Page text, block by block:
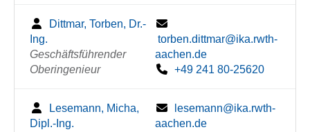
Dittmar, Torben, Dr.-
Ing.
Geschäftsführender
Oberingenieur
torben.dittmar@ika.rwth-
aachen.de
+49 241 80-25620
Lesemann, Micha,
Dipl.-Ing.
lesemann@ika.rwth-
aachen.de